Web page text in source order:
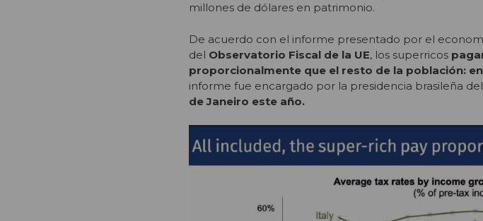
millones de dólares en patrimonio.
De acuerdo con el informe presentado por el
del Observatorio Fiscal de la UE, los superricos
proporcionalmente que el resto de la población:
informe fue encargado por la presidencia brasileña del
de Janeiro este año.